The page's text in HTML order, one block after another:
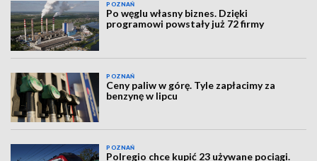
POZNAŃ
Po węglu własny biznes. Dzięki
programowi powstały już 72 firmy
POZNAŃ
Ceny paliw w górę. Tyle zapłacimy za
benzynę w lipcu
POZNAŃ
Polregio chce kupić 23 używane pociągi.